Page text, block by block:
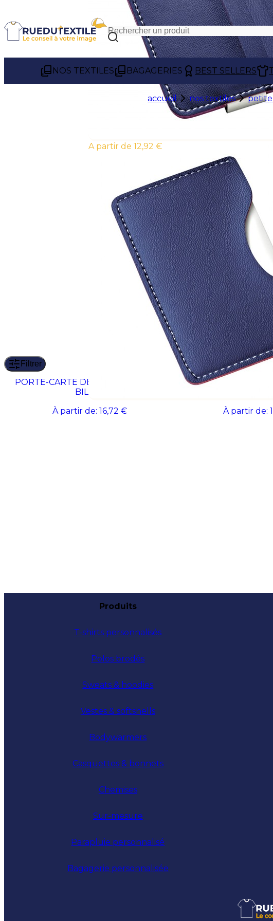
NOS TEXTILES BAGAGERIES BEST SELLERS
accueil nos textiles
À partir de 12,92 €
Filtrer
PORTE-CARTE DE CREDIT/PINCE A'
BILLET
À partir de: 16,72 €
PORTE-CARTES DE
À partir de:
Produits
T-shirts personnalisés
Polos brodés
Sweats & hoodies
Vestes & softshells
Bodywarmers
Casquettes & bonnets
Chemises
Sur-mesure
Parapluie personnalisé
Bagagerie personnalisée